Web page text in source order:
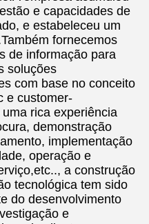
e capacidades de
e estabeleceu um
fornecemos
de informação para
soluções
com base no conceito
e customer-
rica experiência
demonstração
implementação
operação e
a construção
tecnológica tem sido
do desenvolvimento
e